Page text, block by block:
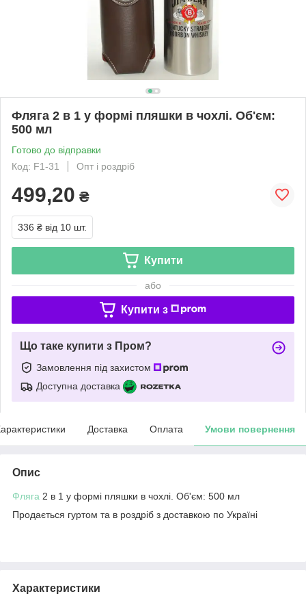
Фляга 2 в 1 у формі пляшки в чохлі. Об'єм:
500 мл
Готово до відправки
Код: F1-31
Опт і роздріб
499,20 ₴
336 ₴ від 10 шт.
Купити
або
Купити з
Що таке купити з Пром?
Замовлення під захистом
Доступна доставка
Доставка Оплата Умови повернення
Опис
Фляга 2 в 1 у формі пляшки в чохлі. Об'єм: 500 мл
Продається гуртом та в роздріб з доставкою по Україні
Характеристики